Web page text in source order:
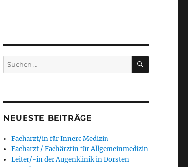
Suchen
nach:
SUCHEN
NEUESTE BEITRÄGE
Facharzt/in für Innere Medizin
Facharzt / Fachärztin für Allgemeinmedizin
Leiter/-in der Augenklinik in Dorsten